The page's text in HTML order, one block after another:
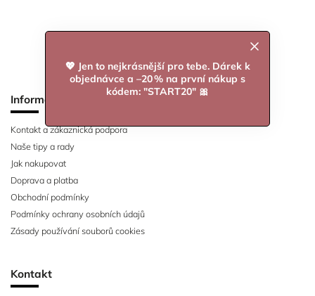
💖 Jen to nejkrásnější pro tebe. Dárek k
objednávce a –20 % na první nákup s
kódem: "START20" 🎀
Informace pro vás
Kontakt a zákaznická podpora
Naše tipy a rady
Jak nakupovat
Doprava a platba
Obchodní podmínky
Podmínky ochrany osobních údajů
Zásady používání souborů cookies
Kontakt